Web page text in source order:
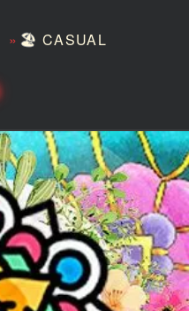
» 🏖️ CASUAL